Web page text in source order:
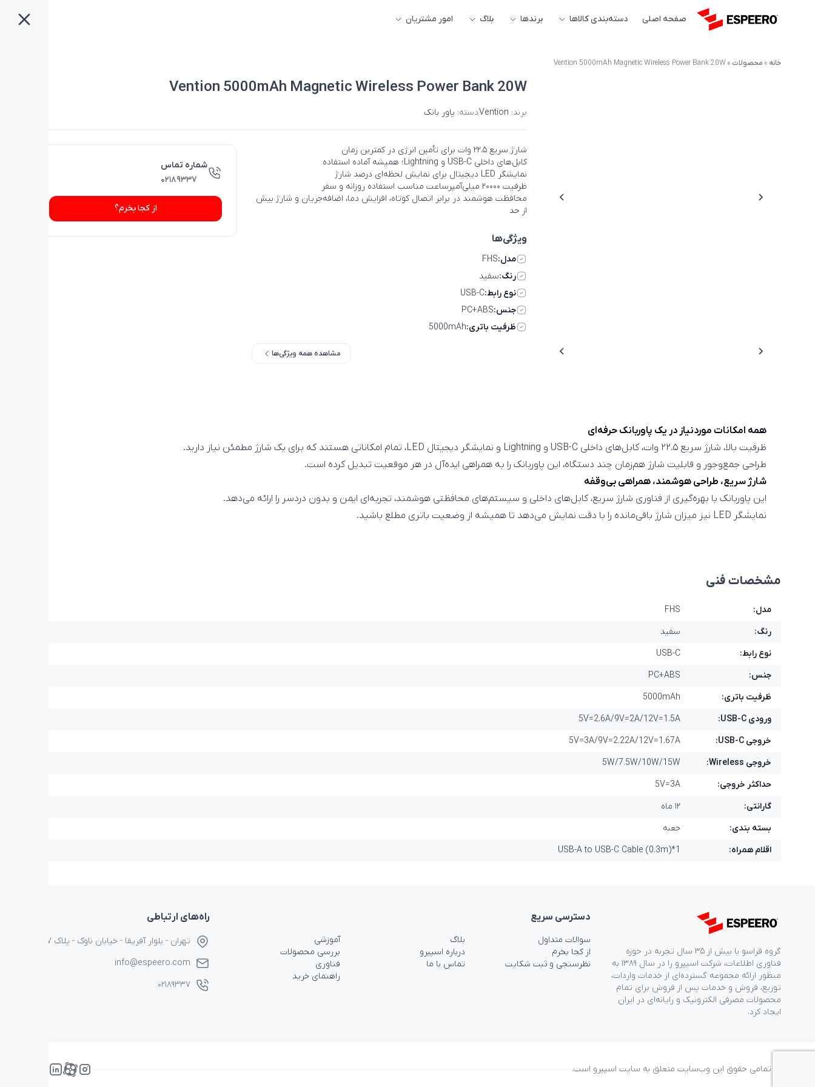
صفحه اصلی دسته‌بندی کالاها برندها بلاگ امور مشتریان
خانه » محصولات»
Vention 5000mAh Magnetic Wireless Power Bank 20W
Vention 5000mAh Magnetic Wireless Power Bank 20W
برند: Ventionدسته: پاور بانک
شارژ سریع ۲۲.۵ وات برای تأمین انرژی در کمترین زمان
کابل‌های داخلی USB-C و Lightning؛ همیشه آماده استفاده
نمایشگر LED دیجیتال برای نمایش لحظه‌ای درصد شارژ
ظرفیت ۲۰۰۰۰ میلی‌آمپرساعت مناسب استفاده روزانه و سفر
محافظت هوشمند در برابر اتصال کوتاه، افزایش دما، اضافه‌جریان و شارژ بیش
از حد
ویژگی‌ها
مدل:FHS
رنگ:سفید
نوع رابط:USB-C
جنس:PC+ABS
ظرفیت باتری:5000mAh
مشاهده همه ویژگی‌ها
شماره تماس
۰۲۱۸۹۳۳۷
از کجا بخرم؟
همه امکانات موردنیاز در یک پاوربانک حرفه‌ای
ظرفیت بالا، شارژ سریع ۲۲.۵ وات، کابل‌های داخلی USB-C و Lightning و نمایشگر دیجیتال LED، تمام امکاناتی هستند که برای یک شارژ مطمئن نیاز دارید.
طراحی جمع‌وجور و قابلیت شارژ هم‌زمان چند دستگاه، این پاوربانک را به همراهی ایده‌آل در هر موقعیت تبدیل کرده است.
شارژ سریع، طراحی هوشمند، همراهی بی‌وقفه
این پاوربانک با بهره‌گیری از فناوری شارژ سریع، کابل‌های داخلی و سیستم‌های محافظتی هوشمند، تجربه‌ای ایمن و بدون دردسر را ارائه می‌دهد.
نمایشگر LED نیز میزان شارژ باقی‌مانده را با دقت نمایش می‌دهد تا همیشه از وضعیت باتری مطلع باشید.
مشخصات فنی
مدل:
FHS
رنگ:
سفید
نوع رابط:
USB-C
جنس:
PC+ABS
ظرفیت باتری:
5000mAh
ورودی USB-C:
5V=2.6A/9V=2A/12V=1.5A
خروجی USB-C:
5V=3A/9V=2.22A/12V=1.67A
خروجی Wireless:
5W/7.5W/10W/15W
حداکثر خروجی:
5V=3A
گارانتی:
۱۲ ماه
بسته بندی:
جعبه
اقلام همراه:
USB-A to USB-C Cable (0.3m)*1
گروه فراسو با بیش از ۳۵ سال تجربه در حوزه
فناوری اطلاعات، شرکت اسپیرو را در سال ۱۳۸۹ به
منظور ارائه مجموعه گسترده‌ای از خدمات واردات،
توزیع، فروش و خدمات پس از فروش برای تمام
محصولات مصرفی الکترونیک و رایانه‌ای در ایران
ایجاد کرد.
دسترسی‌ سریع
سوالات متداول
از کجا بخرم
نظرسنجی و ثبت شکایت
بلاگ
درباره اسپیرو
تماس با ما
آموزشی
بررسی محصولات
فناوری
راهنمای خرید
راه‌های ارتباطی
تهران - بلوار آفریقا - خیابان ناوک - پلاک ۱۷
info@espeero.com
۰۲۱۸۹۳۳۷
© تمامی حقوق این وب‌سایت متعلق به سایت اسپیرو است.